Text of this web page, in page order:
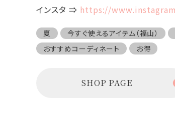
インスタ ⇒ https://
夏 今すぐ使えるアイテム（福山）
おすすめコーディネート
お得
SHOP PAGE